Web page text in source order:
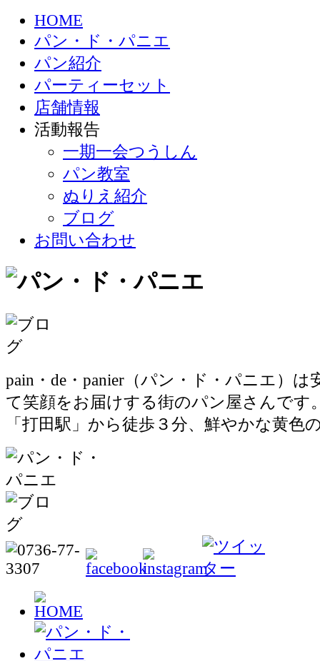
HOME
パン・ド・パニエ
パン紹介
パーティーセット
店舗情報
活動報告
一期一会つうしん
パン教室
ぬりえ紹介
ブログ
お問い合わせ
pain・de・panier（パン・ド・パニエ）は
て笑顔をお届けする街のパン屋さんです
「打田駅」から徒歩３分、鮮やかな黄色